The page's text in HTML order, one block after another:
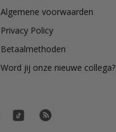
Algemene voorwaarden
Privacy Policy
Betaalmethoden
Word jij onze nieuwe collega?